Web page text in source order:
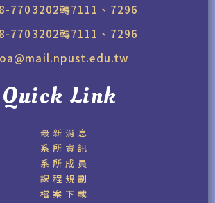
7703202轉7111、7296
7703202轉7111、7296
Quick Link
最新消息
系所資訊
系所成員
課程規劃
檔案下載